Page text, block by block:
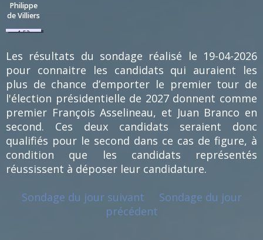
Philippe
de Villiers
1.52
Les résultats du sondage réalisé le 19-04-2026
pour connaitre les candidats qui auraient les
plus de chance d’emporter le premier tour de
l'élection présidentielle de 2027 donnent comme
premier François Asselineau, et Juan Branco en
second. Ces deux candidats seraient donc
qualifiés pour le second dans ce cas de figure, à
condition que les candidats représentés
réussissent à déposer leur candidature.
Sondage du jour suivant
Sondage du jour
précédent